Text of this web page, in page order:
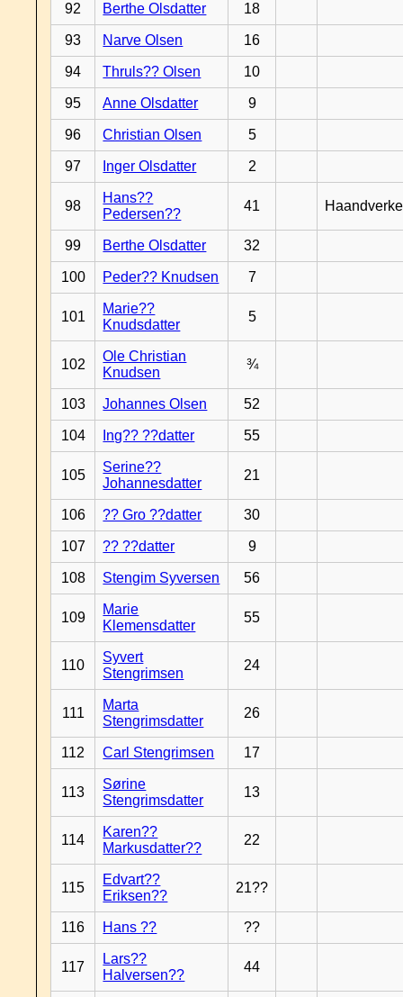
92 Berthe Olsdatter 18
93 Narve Olsen 16
94 Thruls?? Olsen 10
95 Anne Olsdatter 9
96 Christian Olsen 5
97 Inger Olsdatter 2
98
Hans??
Pedersen??
41
99 Berthe Olsdatter 32
100 Peder?? Knudsen 7
101
Marie??
Knudsdatter
5
102
Ole Christian
Knudsen
¾
103 Johannes Olsen 52
104 Ing?? ??datter 55
105
Serine??
Johannesdatter
21
106 ?? Gro ??datter 30
107 ?? ??datter 9
108 Stengim Syversen 56
109
Marie
Klemensdatter
55
110
Syvert
Stengrimsen
24
111
Marta
Stengrimsdatter
26
112 Carl Stengrimsen 17
113
Sørine
Stengrimsdatter
13
114
Karen??
Markusdatter??
22
115
Edvart??
Eriksen??
21??
116 Hans ?? ??
117
Lars??
Halversen??
44